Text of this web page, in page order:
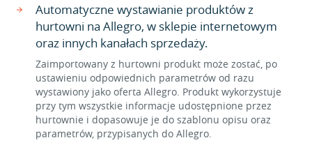
Automatyczne wystawianie produktów z
hurtowni na Allegro, w sklepie internetowym
oraz innych kanałach sprzedaży.
Zaimportowany z hurtowni produkt może zostać, po
ustawieniu odpowiednich parametrów od razu
wystawiony jako oferta Allegro. Produkt wykorzystuje
przy tym wszystkie informacje udostępnione przez
hurtownie i dopasowuje je do szablonu opisu oraz
parametrów, przypisanych do Allegro.